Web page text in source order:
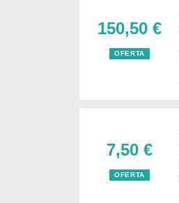
150,50 €
OFERTA
7,50 €
OFERTA